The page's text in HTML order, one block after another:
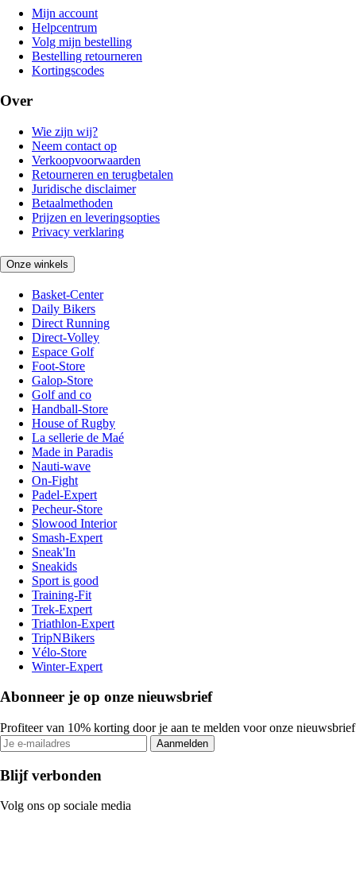
Mijn account
Helpcentrum
Volg mijn bestelling
Bestelling retourneren
Kortingscodes
Over
Wie zijn wij?
Neem contact op
Verkoopvoorwaarden
Retourneren en terugbetalen
Juridische disclaimer
Betaalmethoden
Prijzen en leveringsopties
Privacy verklaring
Onze winkels
Basket-Center
Daily Bikers
Direct Running
Direct-Volley
Espace Golf
Foot-Store
Galop-Store
Golf and co
Handball-Store
House of Rugby
La sellerie de Maé
Made in Paradis
Nauti-wave
On-Fight
Padel-Expert
Pecheur-Store
Slowood Interior
Smash-Expert
Sneak'In
Sneakids
Sport is good
Training-Fit
Trek-Expert
Triathlon-Expert
TripNBikers
Vélo-Store
Winter-Expert
Abonneer je op onze nieuwsbrief
Profiteer van 10% korting door je aan te melden voor onze nieuwsbrief
Aanmelden
Blijf verbonden
Volg ons op sociale media